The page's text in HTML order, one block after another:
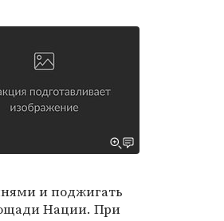
и поджигать
Нации. При